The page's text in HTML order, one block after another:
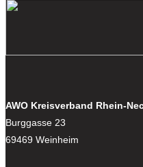
AWO Kreisverband Rhein-
Burggasse 23
69469 Weinheim